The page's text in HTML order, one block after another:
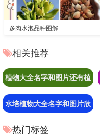
多肉水泡品种图解
相关推荐
植物大全名字和图片还有植
水培植物大全名字和图片欣
热门标签